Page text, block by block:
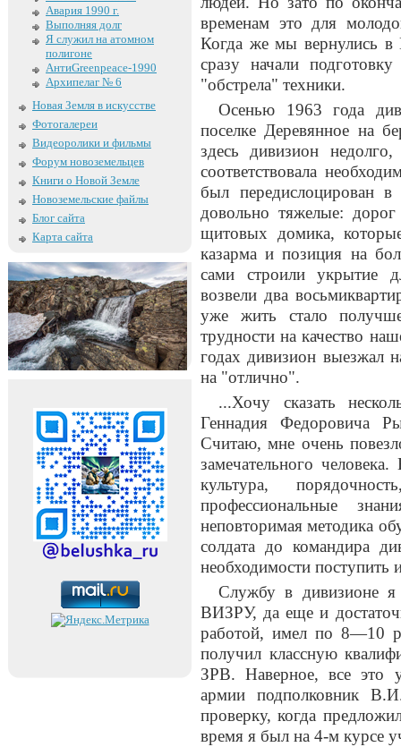
Авария 1990 г.
Выполняя долг
Я служил на атомном
полигоне
АнтиGreenpeace-1990
Архипелаг № 6
Новая Земля в искусстве
Фотогалереи
Видеоролики и фильмы
Форум новоземельцев
Книги о Новой Земле
Новоземельские файлы
Блог сайта
Карта сайта
временам это для
Когда же мы вернулись в
сразу начали
"обстрела" техники.
Осенью 1963 года
поселке Деревянное на
здесь дивизион
соответствовала
был передислоцирован
довольно тяжелые:
щитовых домика,
казарма и позиция на
сами строили укрытие
возвели два
уже жить стало
трудности на качество
годах дивизион выезжал
на "отлично".
...Хочу сказать
Геннадия Федоровича
Считаю, мне очень
замечательного
культура,
профессиональные
неповторимая методика
солдата до командира
необходимости поступить
Службу в дивизионе
ВИЗРУ, да еще и
работой, имел по 8—10
получил классную
ЗРВ. Наверное, все это
армии подполковник
проверку, когда
время я был на 4-м курсе